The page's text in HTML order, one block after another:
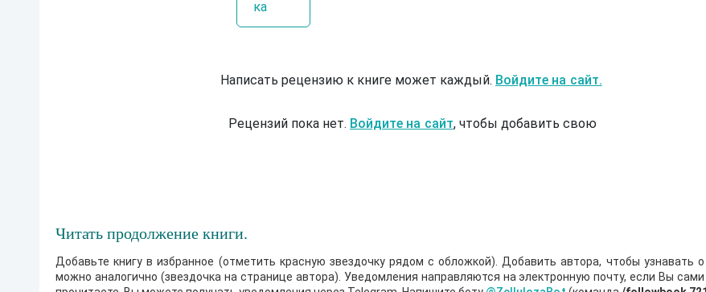
ка
Написать рецензию к книге может каждый. Войдите на сайт.
Рецензий пока нет. Войдите на сайт, чтобы добавить свою
Читать продолжение книги.
Добавьте книгу в избранное (отметить красную звездочку рядом с обложкой). Добавить автора, чтобы узнавать о
можно аналогично (звездочка на странице автора). Уведомления направляются на электронную почту, если Вы